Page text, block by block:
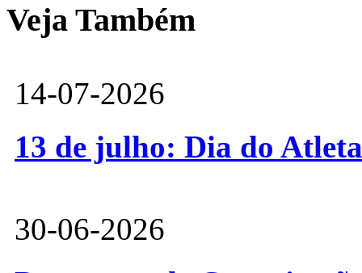
Veja Também
14-07-2026
13 de julho: Dia do
30-06-2026